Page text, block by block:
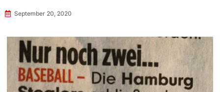
September 20, 2020